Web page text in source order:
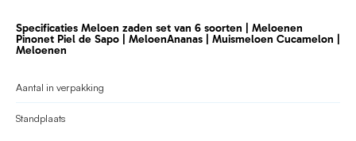
Specificaties Meloen zaden set van 6 soorten | Meloenen
Pinonet Piel de Sapo | MeloenAnanas | Muismeloen Cucamelon |
Meloenen
Aantal in verpakking
Standplaats